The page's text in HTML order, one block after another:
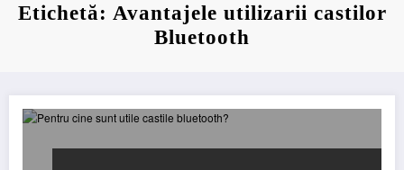
Etichetă: Avantajele utilizarii castilor
Bluetooth